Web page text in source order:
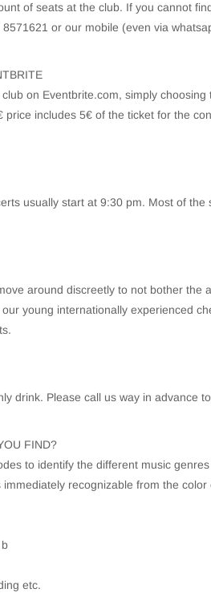
of seats at the club. If you cannot
or our mobile (even via
on Eventbrite.com, simply
includes 5€ of the ticket for the
usually start at 9:30 pm. Most of
around discreetly to not bother the
young internationally experienced
drink. Please call us way in advance
FIND?
to identify the different music
recognizable from the color
etc.